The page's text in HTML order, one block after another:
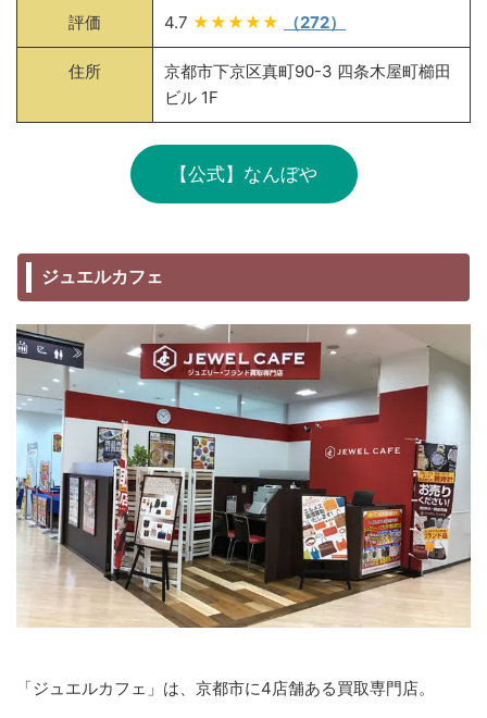
評価 4.7 ★★★★★ （272）
住所
京都市下京区真町90-3 四条木屋町櫛田
ビル 1F
【公式】なんぼや
ジュエルカフェ
「ジュエルカフェ」は、京都市に4店舗ある買取専門店。